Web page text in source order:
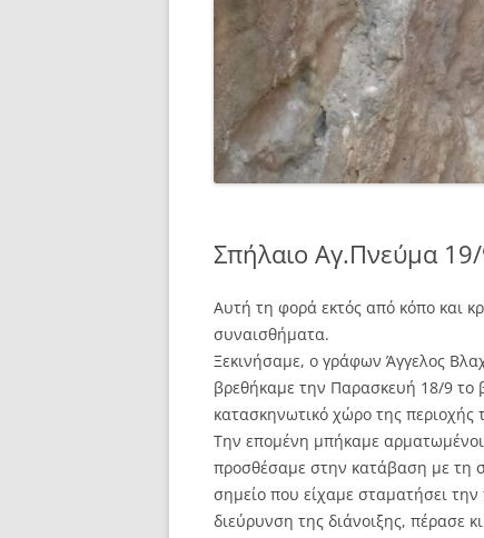
Σπήλαιο Αγ.Πνεύμα
Αυτή τη φορά εκτός από κόπο και
συναισθήματα.
Ξεκινήσαμε, ο γράφων Άγγελος
βρεθήκαμε την Παρασκευή 18/9
κατασκηνωτικό χώρο της περιοχής
Την επομένη μπήκαμε αρματωμένοι
προσθέσαμε στην κατάβαση με τη
σημείο που είχαμε σταματήσει
διεύρυνση της διάνοιξης, πέρασε